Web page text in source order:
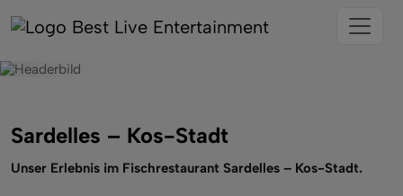
Sardelles – Kos-Stadt
Unser Erlebnis im Fischrestaurant Sardelles – Kos-Stadt.